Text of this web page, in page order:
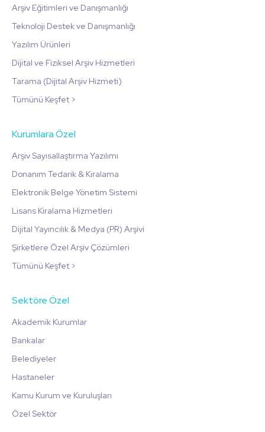
Arşiv Eğitimleri ve Danışmanlığı
Teknoloji Destek ve Danışmanlığı
Yazılım Ürünleri
Dijital ve Fiziksel Arşiv Hizmetleri
Tarama (Dijital Arşiv Hizmeti)
Tümünü Keşfet >
Kurumlara Özel
Arşiv Sayısallaştırma Yazılımı
Donanım Tedarik & Kiralama
Elektronik Belge Yönetim Sistemi
Lisans Kiralama Hizmetleri
Dijital Yayıncılık & Medya (PR) Arşivi
Şirketlere Özel Arşiv Çözümleri
Tümünü Keşfet >
Sektöre Özel
Akademik Kurumlar
Bankalar
Belediyeler
Hastaneler
Kamu Kurum ve Kuruluşları
Özel Sektör